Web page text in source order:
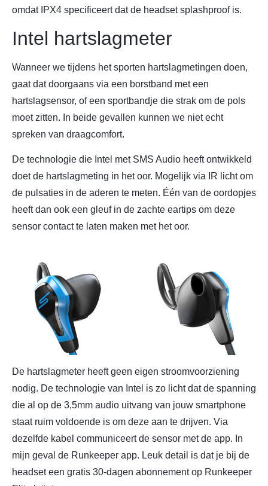
omdat IPX4 specificeert dat de headset splashproof is.
Intel hartslagmeter
Wanneer we tijdens het sporten hartslagmetingen doen,
gaat dat doorgaans via een borstband met een
hartslagsensor, of een sportbandje die strak om de pols
moet zitten. In beide gevallen kunnen we niet echt
spreken van draagcomfort.
De technologie die Intel met SMS Audio heeft ontwikkeld
doet de hartslagmeting in het oor. Mogelijk via IR licht om
de pulsaties in de aderen te meten. Één van de oordopjes
heeft dan ook een gleuf in de zachte eartips om deze
sensor contact te laten maken met het oor.
De hartslagmeter heeft geen eigen stroomvoorziening
nodig. De technologie van Intel is zo licht dat de spanning
die al op de 3,5mm audio uitvang van jouw smartphone
staat ruim voldoende is om deze aan te drijven. Via
dezelfde kabel communiceert de sensor met de app. In
mijn geval de Runkeeper app. Leuk detail is dat je bij de
headset een gratis 30-dagen abonnement op Runkeeper